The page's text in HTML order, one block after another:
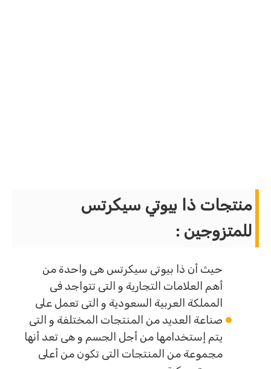
منتجات ذا بيوتي سيكرتس
للمتزوجين :
حيث أن ذا بيوتى سيكرتس هى واحدة من
أهم العلامات التجارية و التى تتواجد فى
المملكة العربية السعودية و التى تعمل على
صناعة العديد من المنتجات المختلفة و التى
يتم إستخدامها من أجل الجسم و هى تعد أنها
مجموعة من المنتجات التى تكون من أعلى